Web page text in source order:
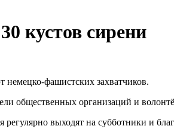
кустов сирени
немецко-фашистских захватчиков.
общественных организаций и
выходят на субботники и